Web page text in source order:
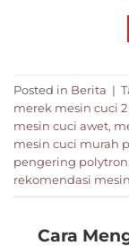
Posted in Berita |
merek mesin cuci
mesin cuci awet,
mesin cuci murah
pengering polytron
rekomendasi
Cara